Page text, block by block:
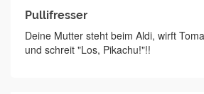
Pullifresser
Deine Mutter steht beim Aldi, wirft
und schreit "Los, Pikachu!"!!